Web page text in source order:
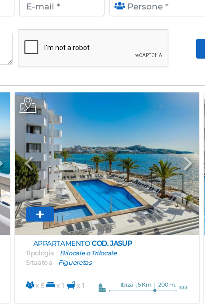
E-mail Persone
Previous Next
APPARTAMENTOCOD. JASUP
Tipologia
Bilocale o Trilocale
Situato a
Figueretas
x 5 x 1 x 1 Ibiza 1,5 Km 200 m.